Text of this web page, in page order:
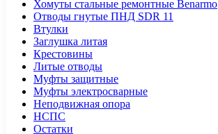
Хомуты стальные ремонтные Benarmo
Отводы гнутые ПНД SDR 11
Втулки
Заглушка литая
Крестовины
Литые отводы
Муфты защитные
Муфты электросварные
Неподвижная опора
НСПС
Остатки